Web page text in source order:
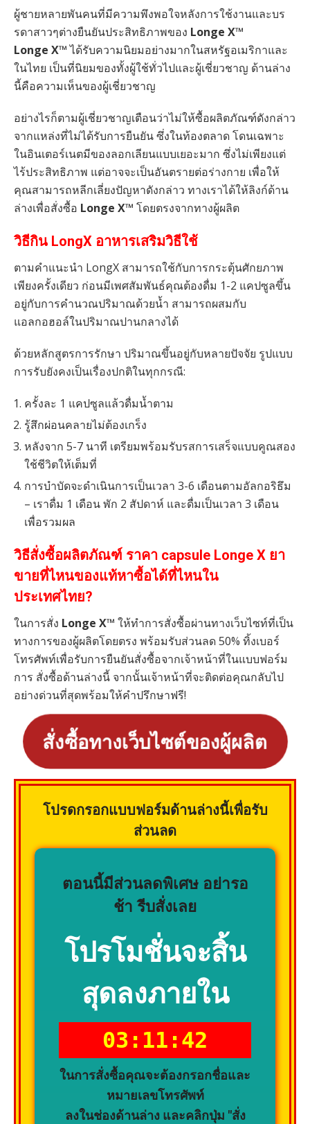
ผู้ชายหลายพันคนที่มีความพึงพอใจหลังการใช้งานและบร
รดาสาวๆต่างยืนยันประสิทธิภาพของ Longe X™
Longe X™ได้รับความนิยมอย่างมากในสหรัฐอเมริกาและ
ในไทย เป็นที่นิยมของทั้งผู้ใช้ทั่วไปและผู้เชี่ยวชาญ ด้านล่าง
นี้คือความเห็นของผู้เชี่ยวชาญ
อย่างไรก็ตามผู้เชี่ยวชาญเตือนว่าไม่ให้ซื้อผลิตภัณฑ์ดังกล่าว
จากแหล่งที่ไม่ได้รับการยืนยัน ซึ่งในท้องตลาด โดนเฉพาะ
ในอินเตอร์เนตมีของลอกเลียนแบบเยอะมาก ซึ่งไม่เพียงแต่
ไร้ประสิทธิภาพ แต่อาจจะเป็นอันตรายต่อร่างกาย เพื่อให้
คุณสามารถหลีกเลี่ยงปัญหาดังกล่าว ทางเราได้ให้ลิงก์ด้าน
ล่างเพื่อสั่งซื้อ Longe X™ โดยตรงจากทางผู้ผลิต
วิธีกิน LongX อาหารเสริมวิธีใช้
ตามคำแนะนำ LongX สามารถใช้กับการกระตุ้นศักยภาพ
เพียงครั้งเดียว ก่อนมีเพศสัมพันธ์คุณต้องดื่ม 1-2 แคปซูลขึ้น
อยู่กับการคำนวณปริมาณด้วยน้ำ สามารถผสมกับ
แอลกอฮอล์ในปริมาณปานกลางได้
ด้วยหลักสูตรการรักษา ปริมาณขึ้นอยู่กับหลายปัจจัย รูปแบบ
การรับยังคงเป็นเรื่องปกติในทุกกรณี:
ครั้งละ 1 แคปซูลแล้วดื่มน้ำตาม
รู้สึกผ่อนคลายไม่ต้องเกร็ง
หลังจาก 5-7 นาที เตรียมพร้อมรับรสการเสร็จแบบคูณสอง
ใช้ชีวิตให้เต็มที่
การบำบัดจะดำเนินการเป็นเวลา 3-6 เดือนตามอัลกอริธึม
– เราดื่ม 1 เดือน พัก 2 สัปดาห์ และดื่มเป็นเวลา 3 เดือน
เพื่อรวมผล
วิธีสั่งซื้อผลิตภัณฑ์ ราคา capsule Longe X ยา
ขายที่ไหนของแท้หาซื้อได้ที่ไหนใน
ประเทศไทย?
ในการสั่ง Longe X™ ให้ทำการสั่งซื้อผ่านทางเว็บไซท์ที่เป็น
ทางการของผู้ผลิตโดยตรง พร้อมรับส่วนลด 50% ทิ้งเบอร์
โทรศัพท์เพื่อรับการยืนยันสั่งซื้อจากเจ้าหน้าที่ในแบบฟอร์ม
การ สั่งซื้อด้านล่างนี้ จากนั้นเจ้าหน้าที่จะติดต่อคุณกลับไป
อย่างด่วนที่สุดพร้อมให้คำปรึกษาฟรี!
สั่งซื้อทางเว็บไซต์ของผู้ผลิต
โปรดกรอกแบบฟอร์มด้านล่างนี้เพื่อรับ
ส่วนลด
ตอนนี้มีส่วนลดพิเศษ อย่ารอ
ช้า รีบสั่งเลย
โปรโมชั่นจะสิ้น
สุดลงภายใน
03:11:41
ในการสั่งซื้อคุณจะต้องกรอกชื่อและ
หมายเลขโทรศัพท์
ลงในช่องด้านล่าง และคลิกปุ่ม "สั่ง